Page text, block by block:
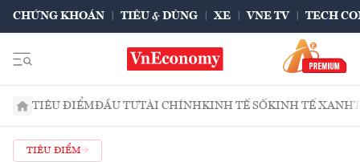
CHỨNG KHOÁN TIÊU & DÙNG XE VNE TV TECH
TIÊU ĐIỂMĐẦU TƯTÀI CHÍNHKINH TẾ SỐKINH TẾ XANH
TIÊU ĐIỂM